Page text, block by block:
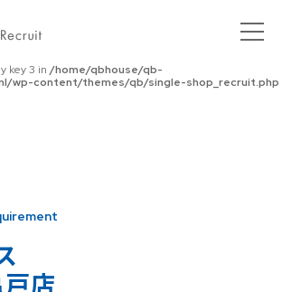
key 0 in
wp-content/themes/qb/single-shop_recruit.php
key 3 in /home/qbhouse/qb-
wp-content/themes/qb/single-shop_recruit.php
店